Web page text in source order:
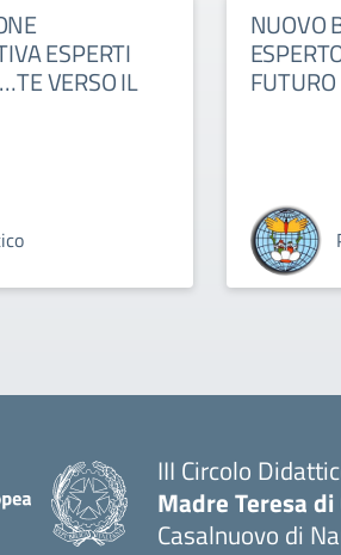
ESPERTI
VERSO IL
NUOVO
FUTURO
III Circolo
Madre Teresa
Casalnuovo di